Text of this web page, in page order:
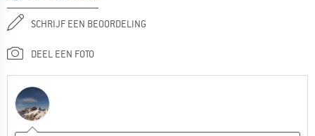
SCHRIJF EEN BEOORDELING
DEEL EEN FOTO